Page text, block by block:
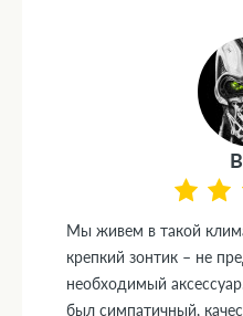
Мы живем в такой
крепкий зонтик – не
необходимый
был симпатичный,